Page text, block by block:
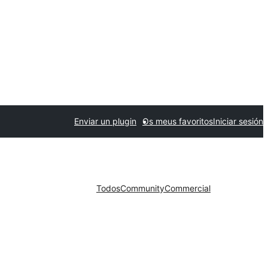
Enviar un plugin Os meus favoritosIniciar sesión
TodosCommunityCommercial